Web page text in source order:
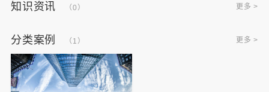
知识资讯 （0） 更多 >
分类案例 （1） 更多 >